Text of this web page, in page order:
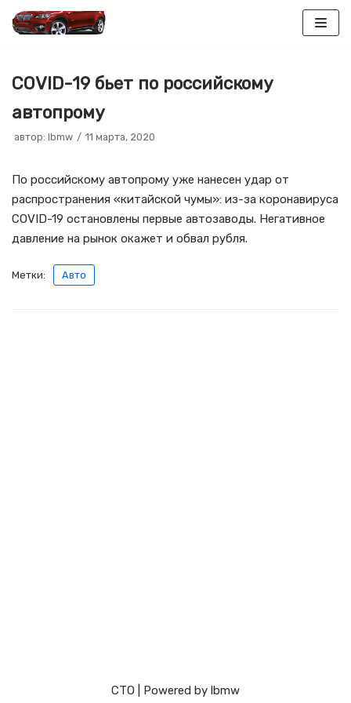
содержимому
COVID-19 бьет по российскому
автопрому
автор: lbmw 11 марта, 2020
По российскому автопрому уже нанесен удар от
распространения «китайской чумы»: из-за коронавируса
COVID-19 остановлены первые автозаводы. Негативное
давление на рынок окажет и обвал рубля.
Метки: Авто
СТО | Powered by lbmw